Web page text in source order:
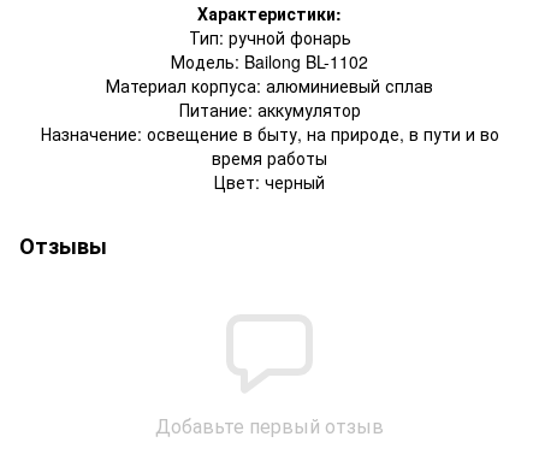
Характеристики:
Тип: ручной фонарь
Модель: Bailong BL-1102
Материал корпуса: алюминиевый сплав
Питание: аккумулятор
Назначение: освещение в быту, на природе, в пути и во
время работы
Цвет: черный
Отзывы
Добавьте первый отзыв